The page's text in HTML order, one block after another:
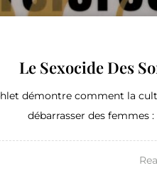
Le Sexocide Des
démontre comment la
débarrasser des femmes